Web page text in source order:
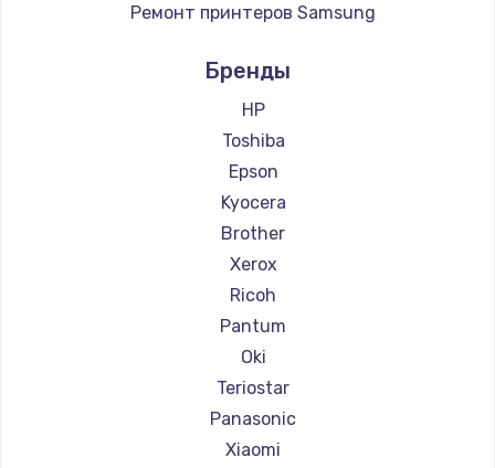
Заказать
Ремонт блока питания
100 руб.
Заказать
Ремонт принтеров Samsung
Ремонт принтеров Lexmark
Ремонт принтеров Sharp
Ремонт принтеров TSC
Ремонт принтеров Fujitsu
Ремонт принтеров Godex
Бренды
HP
Toshiba
Epson
Kyocera
Brother
Xerox
Ricoh
Pantum
Oki
Teriostar
Panasonic
Xiaomi